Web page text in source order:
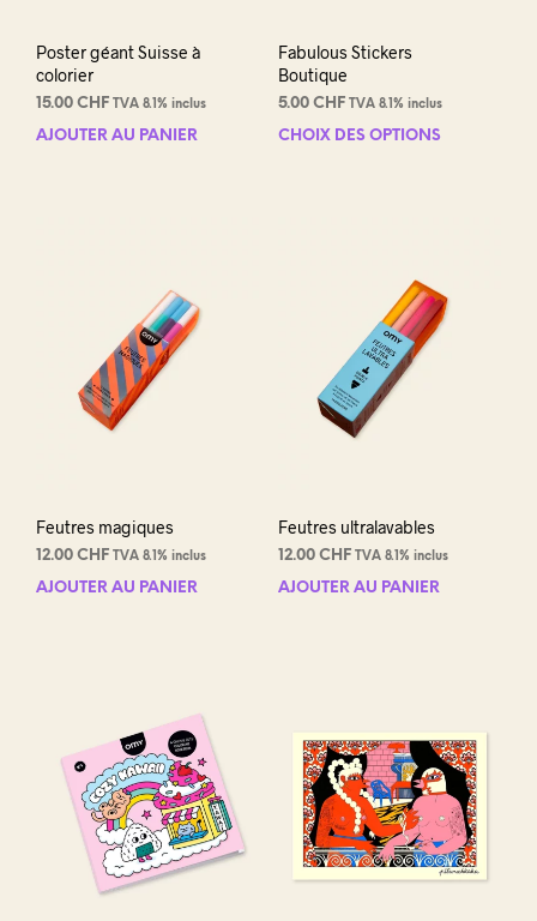
Poster géant Suisse à
colorier
15.00 CHF TVA 8.1% inclus
AJOUTER AU PANIER
Fabulous Stickers
Boutique
5.00 CHF TVA 8.1% inclus
CHOIX DES OPTIONS
Feutres magiques
12.00 CHF TVA 8.1% inclus
AJOUTER AU PANIER
Feutres ultralavables
12.00 CHF TVA 8.1% inclus
AJOUTER AU PANIER